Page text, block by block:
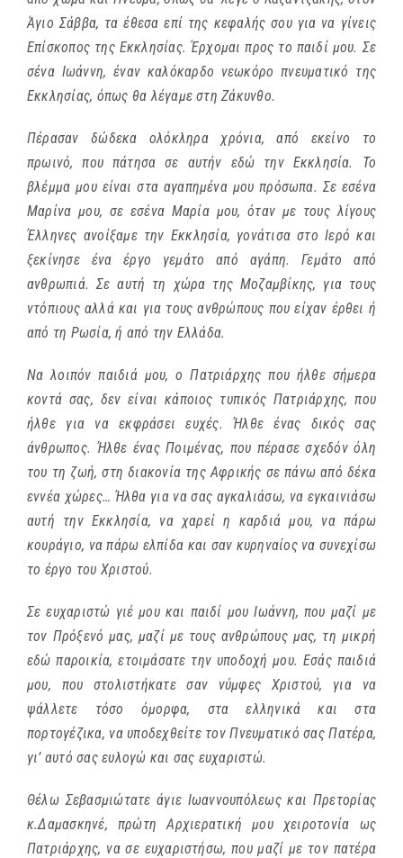
Άγιο Σάββα, τα έθεσα επί της κεφαλής σου για να γίνεις
Επίσκοπος της Εκκλησίας. Έρχομαι προς το παιδί μου. Σε
σένα Ιωάννη, έναν καλόκαρδο νεωκόρο πνευματικό της
Εκκλησίας, όπως θα λέγαμε στη Ζάκυνθο.
Πέρασαν δώδεκα ολόκληρα χρόνια, από εκείνο το
πρωινό, που πάτησα σε αυτήν εδώ την Εκκλησία. Το
βλέμμα μου είναι στα αγαπημένα μου πρόσωπα. Σε εσένα
Μαρίνα μου, σε εσένα Μαρία μου, όταν με τους λίγους
Έλληνες ανοίξαμε την Εκκλησία, γονάτισα στο Ιερό και
ξεκίνησε ένα έργο γεμάτο από αγάπη. Γεμάτο από
ανθρωπιά. Σε αυτή τη χώρα της Μοζαμβίκης, για τους
ντόπιους αλλά και για τους ανθρώπους που είχαν έρθει ή
από τη Ρωσία, ή από την Ελλάδα.
Να λοιπόν παιδιά μου, ο Πατριάρχης που ήλθε σήμερα
κοντά σας, δεν είναι κάποιος τυπικός Πατριάρχης, που
ήλθε για να εκφράσει ευχές. Ήλθε ένας δικός σας
άνθρωπος. Ήλθε ένας Ποιμένας, που πέρασε σχεδόν όλη
του τη ζωή, στη διακονία της Αφρικής σε πάνω από δέκα
εννέα χώρες… Ήλθα για να σας αγκαλιάσω, να εγκαινιάσω
αυτή την Εκκλησία, να χαρεί η καρδιά μου, να πάρω
κουράγιο, να πάρω ελπίδα και σαν κυρηναίος να συνεχίσω
το έργο του Χριστού.
Σε ευχαριστώ γιέ μου και παιδί μου Ιωάννη, που μαζί με
τον Πρόξενό μας, μαζί με τους ανθρώπους μας, τη μικρή
εδώ παροικία, ετοιμάσατε την υποδοχή μου. Εσάς παιδιά
μου, που στολιστήκατε σαν νύμφες Χριστού, για να
ψάλλετε τόσο όμορφα, στα ελληνικά και στα
πορτογέζικα, να υποδεχθείτε τον Πνευματικό σας Πατέρα,
γι’ αυτό σας ευλογώ και σας ευχαριστώ.
Θέλω Σεβασμιώτατε άγιε Ιωαννουπόλεως και Πρετορίας
κ.Δαμασκηνέ, πρώτη Αρχιερατική μου χειροτονία ως
Πατριάρχης, να σε ευχαριστήσω, που μαζί με τον πατέρα